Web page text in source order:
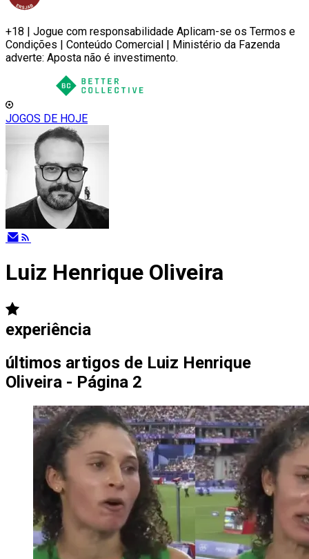
+18 | Jogue com responsabilidade Aplicam-se os Termos e
Condições | Conteúdo Comercial | Ministério da Fazenda
adverte: Aposta não é investimento.
JOGOS DE HOJE
Luiz Henrique Oliveira
experiência
últimos artigos de Luiz Henrique
Oliveira - Página 2